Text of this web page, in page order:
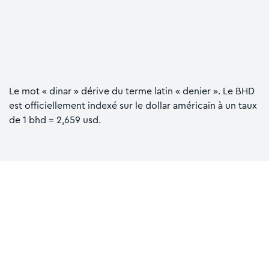
Le mot « dinar » dérive du terme latin « denier ». Le BHD
est officiellement indexé sur le dollar américain à un taux
de 1 bhd = 2,659 usd.